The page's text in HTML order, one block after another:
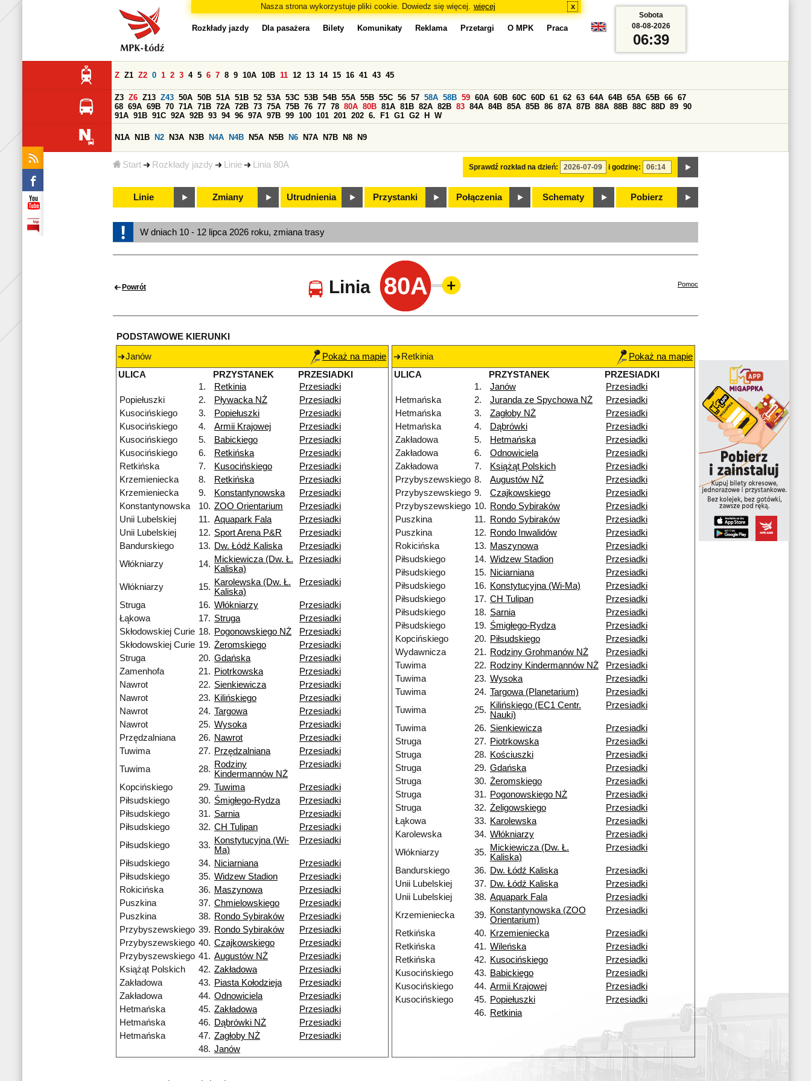
Nasza strona wykorzystuje pliki cookie. Dowiedz się więcej. więcej x
Start Rozkłady jazdy Linie Linia 80A
Rozkłady jazdy Dla pasażera Bilety Komunikaty Reklama Przetargi O MPK Praca
Sprawdź rozkład na dzień: i godzinę:
Z Z1 Z2 0 1 2 3 4 5 6 7 8 9 10A 10B 11 12 13 14 15 16 41 43 45
Z3 Z6 Z13 Z43 50A 50B 51A 51B 52 53A 53C 53B 54B 55A 55B 55C 56 57 58A 58B 59 60A 60B 60C 60D 61 62 63 64A 64B 65A 65B 66 67
68 69A 69B 70 71A 71B 72A 72B 73 75A 75B 76 77 78 80A 80B 81A 81B 82A 82B 83 84A 84B 85A 85B 86 87A 87B 88A 88B 88C 88D 89 90
91A 91B 91C 92A 92B 93 94 96 97A 97B 99 100 101 201 202 6. F1 G1 G2 H W
N1A N1B N2 N3A N3B N4A N4B N5A N5B N6 N7A N7B N8 N9
Linie Zmiany Utrudnienia Przystanki Połączenia Schematy Pobierz
Sobota
08-08-2026
06:39
W dniach 10 - 12 lipca 2026 roku, zmiana trasy
Powrót Linia 80A Pomoc
PODSTAWOWE KIERUNKI
Janów
Pokaż na mapie
ULICA
PRZYSTANEK
PRZESIADKI
1.
Retkinia
Przesiadki
Popiełuszki
2. Pływacka NŻ
Przesiadki
Kusocińskiego
3. Popiełuszki
Przesiadki
Kusocińskiego
4. Armii Krajowej
Przesiadki
Kusocińskiego
5. Babickiego
Przesiadki
Kusocińskiego
6. Retkińska
Przesiadki
Retkińska
7. Kusocińskiego
Przesiadki
Krzemieniecka
8. Retkińska
Przesiadki
Krzemieniecka
9. Konstantynowska
Przesiadki
Konstantynowska
10. ZOO Orientarium
Przesiadki
Unii Lubelskiej
11. Aquapark Fala
Przesiadki
Unii Lubelskiej
12. Sport Arena P&R
Przesiadki
Bandurskiego
13. Dw. Łódź Kaliska
Przesiadki
Włókniarzy
14. Mickiewicza (Dw. Ł.
Kaliska)
Przesiadki
Włókniarzy 15. Karolewska (Dw. Ł.
Kaliska)
Przesiadki
Struga 16. Włókniarzy
Przesiadki
Łąkowa
17. Struga
Przesiadki
Skłodowskiej Curie 18. Pogonowskiego NŻ
Przesiadki
Skłodowskiej Curie 19. Żeromskiego
Przesiadki
Struga
20. Gdańska
Przesiadki
Zamenhofa
21. Piotrkowska
Przesiadki
Nawrot
22. Sienkiewicza
Przesiadki
Nawrot
23. Kilińskiego
Przesiadki
Nawrot
24. Targowa
Przesiadki
Nawrot
25. Wysoka
Przesiadki
Przędzalniana
26. Nawrot
Przesiadki
Tuwima
27. Przędzalniana
Przesiadki
Tuwima
28. Rodziny
Kindermannów NŻ
Przesiadki
Kopcińskiego 29. Tuwima
Przesiadki
Piłsudskiego
30. Śmigłego-Rydza
Przesiadki
Piłsudskiego
31. Sarnia
Przesiadki
Piłsudskiego
32. CH Tulipan
Przesiadki
Piłsudskiego
33. Konstytucyjna (Wi-
Ma)
Przesiadki
Piłsudskiego 34. Niciarniana
Przesiadki
Piłsudskiego
35. Widzew Stadion
Przesiadki
Rokicińska
36. Maszynowa
Przesiadki
Puszkina
37. Chmielowskiego
Przesiadki
Puszkina
38. Rondo Sybiraków
Przesiadki
Przybyszewskiego 39. Rondo Sybiraków
Przesiadki
Przybyszewskiego 40. Czajkowskiego
Przesiadki
Przybyszewskiego 41. Augustów NŻ
Przesiadki
Książąt Polskich
42. Zakładowa
Przesiadki
Zakładowa
43. Piasta Kołodzieja
Przesiadki
Zakładowa
44. Odnowiciela
Przesiadki
Hetmańska
45. Zakładowa
Przesiadki
Hetmańska
46. Dąbrówki NŻ
Przesiadki
Hetmańska
47. Zagłoby NŻ
Przesiadki
48. Janów
Retkinia
Pokaż na mapie
ULICA
PRZYSTANEK
PRZESIADKI
1.
Janów
Przesiadki
Hetmańska
2. Juranda ze Spychowa NŻ
Przesiadki
Hetmańska
3. Zagłoby NŻ
Przesiadki
Hetmańska
4. Dąbrówki
Przesiadki
Zakładowa
5. Hetmańska
Przesiadki
Zakładowa
6. Odnowiciela
Przesiadki
Zakładowa
7. Książąt Polskich
Przesiadki
Przybyszewskiego 8. Augustów NŻ
Przesiadki
Przybyszewskiego 9. Czajkowskiego
Przesiadki
Przybyszewskiego 10. Rondo Sybiraków
Przesiadki
Puszkina
11. Rondo Sybiraków
Przesiadki
Puszkina
12. Rondo Inwalidów
Przesiadki
Rokicińska
13. Maszynowa
Przesiadki
Piłsudskiego
14. Widzew Stadion
Przesiadki
Piłsudskiego
15. Niciarniana
Przesiadki
Piłsudskiego
16. Konstytucyjna (Wi-Ma)
Przesiadki
Piłsudskiego
17. CH Tulipan
Przesiadki
Piłsudskiego
18. Sarnia
Przesiadki
Piłsudskiego
19. Śmigłego-Rydza
Przesiadki
Kopcińskiego
20. Piłsudskiego
Przesiadki
Wydawnicza
21. Rodziny Grohmanów NŻ
Przesiadki
Tuwima
22. Rodziny Kindermannów NŻ
Przesiadki
Tuwima
23. Wysoka
Przesiadki
Tuwima
24. Targowa (Planetarium)
Przesiadki
Tuwima
25. Kilińskiego (EC1 Centr.
Nauki)
Przesiadki
Tuwima 26. Sienkiewicza
Przesiadki
Struga
27. Piotrkowska
Przesiadki
Struga
28. Kościuszki
Przesiadki
Struga
29. Gdańska
Przesiadki
Struga
30. Żeromskiego
Przesiadki
Struga
31. Pogonowskiego NŻ
Przesiadki
Struga
32. Żeligowskiego
Przesiadki
Łąkowa
33. Karolewska
Przesiadki
Karolewska
34. Włókniarzy
Przesiadki
Włókniarzy
35. Mickiewicza (Dw. Ł.
Kaliska)
Przesiadki
Bandurskiego 36. Dw. Łódź Kaliska
Przesiadki
Unii Lubelskiej
37. Dw. Łódź Kaliska
Przesiadki
Unii Lubelskiej
38. Aquapark Fala
Przesiadki
Krzemieniecka
39. Konstantynowska (ZOO
Orientarium)
Przesiadki
Retkińska 40. Krzemieniecka
Przesiadki
Retkińska
41. Wileńska
Przesiadki
Retkińska
42. Kusocińskiego
Przesiadki
Kusocińskiego
43. Babickiego
Przesiadki
Kusocińskiego
44. Armii Krajowej
Przesiadki
Kusocińskiego
45. Popiełuszki
Przesiadki
46. Retkinia